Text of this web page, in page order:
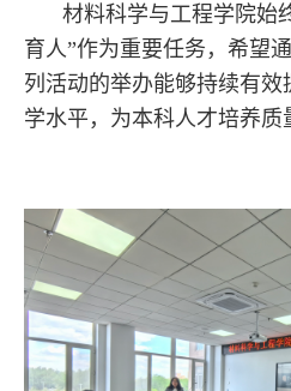
材料科学与工程学院始
育人”作为重要任务，希望
列活动的举办能够持续有
学水平，为本科人才培养质